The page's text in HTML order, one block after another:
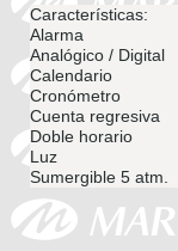
Características:
Alarma
Analógico / Digital
Calendario
Cronómetro
Cuenta regresiva
Doble horario
Luz
Sumergible 5 atm.